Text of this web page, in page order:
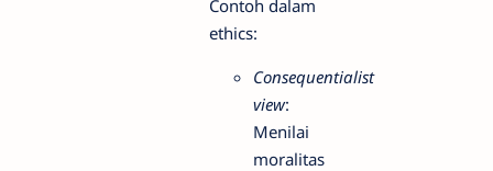
Contoh dalam
ethics:
Consequentialist
view:
Menilai
moralitas